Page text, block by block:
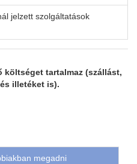
jelzett szolgáltatások
költséget tartalmaz (szállást,
illetéket is).
megadni